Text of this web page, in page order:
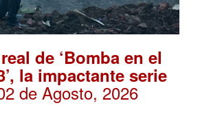
de ‘Bomba en el
la impactante serie
de Agosto, 2026